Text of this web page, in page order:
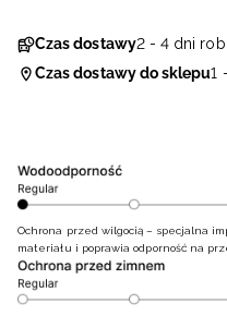
Czas dostawy2 - 4 dni
Czas dostawy do sklepu1
Ochrona przed wilgocią – specjalna
materiału i poprawia odporność na